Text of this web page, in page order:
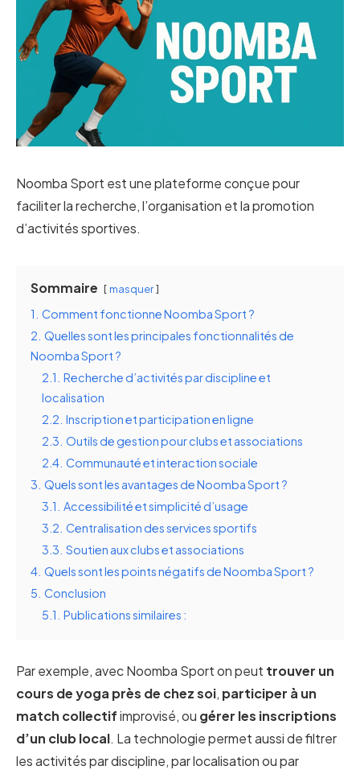
Noomba Sport est une plateforme conçue pour
faciliter la recherche, l’organisation et la promotion
d’activités sportives.
Sommaire masquer
1. Comment fonctionne Noomba Sport ?
2. Quelles sont les principales fonctionnalités de
Noomba Sport ?
2.1. Recherche d’activités par discipline et
localisation
2.2. Inscription et participation en ligne
2.3. Outils de gestion pour clubs et associations
2.4. Communauté et interaction sociale
3. Quels sont les avantages de Noomba Sport ?
3.1. Accessibilité et simplicité d’usage
3.2. Centralisation des services sportifs
3.3. Soutien aux clubs et associations
4. Quels sont les points négatifs de Noomba Sport ?
5. Conclusion
5.1. Publications similaires :
Par exemple, avec Noomba Sport on peut trouver un
cours de yoga près de chez soi, participer à un
match collectifimprovisé, ou gérer les inscriptions
d’un club local. La technologie permet aussi de filtrer
les activités par discipline, par localisation ou par